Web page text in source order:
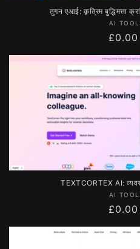
तुगन एआई: कृत्रिम बुद्धिमत्ता
AI
नियमित
से
मूल्य
£0.00
TEXTCORTEX AI:
AI
नियमित
से
£0.00